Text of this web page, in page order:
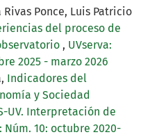
Ponce, Luis Patricio
del proceso de
, UVserva:
2025 - marzo 2026
Indicadores del
y Sociedad
UV. Interpretación de
Núm. 10: octubre 2020-